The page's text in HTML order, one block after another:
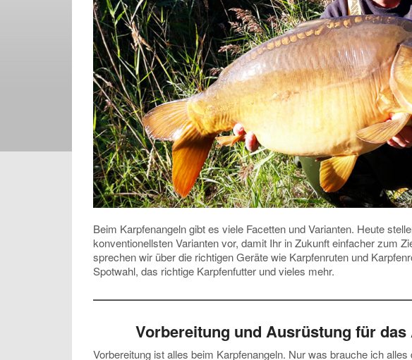
Beim Karpfenangeln gibt es viele Facetten und Varianten. Heute
konventionellsten Varianten vor, damit Ihr in Zukunft einfacher zum
sprechen wir über die richtigen Geräte wie Karpfenruten und
Spotwahl, das richtige Karpfenfutter und vieles mehr.
Vorbereitung und Ausrüstung für das
Vorbereitung ist alles beim Karpfenangeln. Nur was brauche ich